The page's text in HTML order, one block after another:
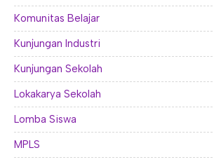
Komunitas Belajar
Kunjungan Industri
Kunjungan Sekolah
Lokakarya Sekolah
Lomba Siswa
MPLS